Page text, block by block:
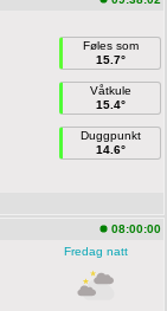
Føles som
15.7°
Våtkule
15.4°
Duggpunkt
14.6°
08:00:00
Fredag natt